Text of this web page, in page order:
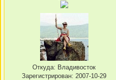
Откуда: Владивосток
Зарегистрирован: 2007-10-29